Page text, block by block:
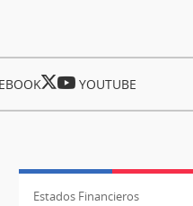
YOUTUBE
Estados Financieros